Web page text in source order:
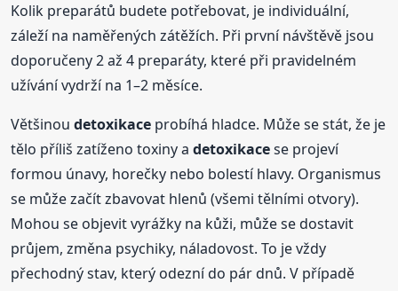
Kolik preparátů budete potřebovat, je individuální,
záleží na naměřených zátěžích. Při první návštěvě jsou
doporučeny 2 až 4 preparáty, které při pravidelném
užívání vydrží na 1–2 měsíce.
Většinoudetoxikace probíhá hladce. Může se stát, že je
tělo příliš zatíženo toxiny adetoxikacese projeví
formou únavy, horečky nebo bolestí hlavy. Organismus
se může začít zbavovat hlenů (všemi tělními otvory).
Mohou se objevit vyrážky na kůži, může se dostavit
průjem, změna psychiky, náladovost. To je vždy
přechodný stav, který odezní do pár dnů. V případě